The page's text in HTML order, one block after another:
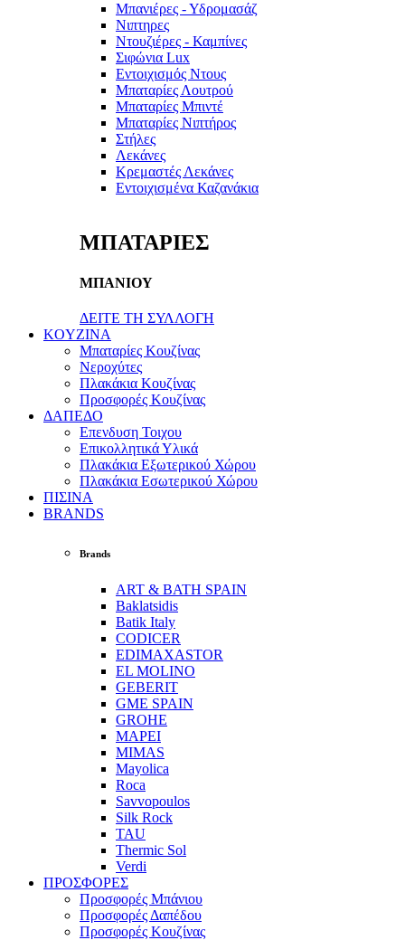
Μπανιέρες - Υδρομασάζ
Νιπτηρες
Ντουζιέρες - Καμπίνες
Σιφώνια Lux
Εντοιχισμός Ντους
Μπαταρίες Λουτρού
Μπαταρίες Μπιντέ
Μπαταρίες Νιπτήρος
Στήλες
Λεκάνες
Κρεμαστές Λεκάνες
Εντοιχισμένα Καζανάκια
ΜΠΑΤΑΡΙΕΣ
ΜΠΑΝΙΟΥ
ΔΕΙΤΕ ΤΗ ΣΥΛΛΟΓΗ
KOYZINA
Μπαταρίες Κουζίνας
Νεροχύτες
Πλακάκια Κουζίνας
Προσφορές Κουζίνας
ΔΑΠΕΔΟ
Επενδυση Τοιχου
Επικολλητικά Υλικά
Πλακάκια Εξωτερικού Χώρου
Πλακάκια Εσωτερικού Χώρου
ΠΙΣΙΝΑ
BRANDS
Brands
ART & BATH SPAIN
Baklatsidis
Batik Italy
CODICER
EDIMAXASTOR
EL MOLINO
GEBERIT
GME SPAIN
GROHE
MAPEI
MIMAS
Mayolica
Roca
Savvopoulos
Silk Rock
TAU
Thermic Sol
Verdi
ΠΡΟΣΦΟΡΕΣ
Προσφορές Μπάνιου
Προσφορές Δαπέδου
Προσφορές Κουζίνας